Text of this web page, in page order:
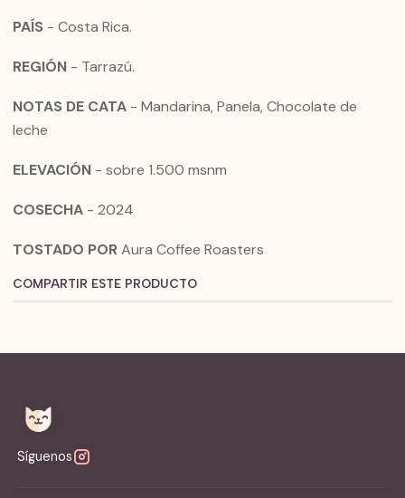
PAÍS - Costa Rica.
REGIÓN - Tarrazú.
NOTAS DE CATA- Mandarina, Panela, Chocolate de
leche
ELEVACIÓN - sobre 1.500 msnm
COSECHA - 2024
TOSTADO POR Aura Coffee Roasters
COMPARTIR ESTE PRODUCTO
Síguenos